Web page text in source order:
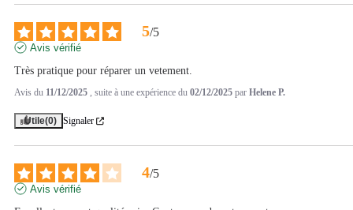
5/5
Avis vérifié
Très pratique pour réparer un vetement.
Avis du 11/12/2025 , suite à une expérience du 02/12/2025 par Helene P.
Utile(0) Signaler
4/5
Avis vérifié